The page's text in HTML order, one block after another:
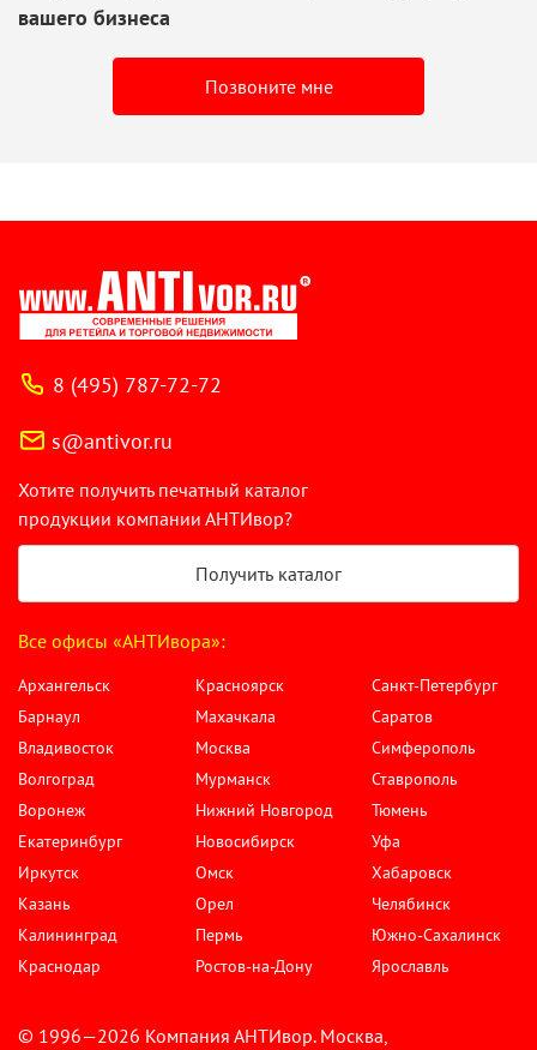
вашего бизнеса
Позвоните мне
8 (495) 787-72-72
s@antivor.ru
Хотите получить печатный каталог
продукции компании АНТИвор?
Получить каталог
Все офисы «АНТИвора»:
Архангельск
Барнаул
Владивосток
Волгоград
Воронеж
Екатеринбург
Иркутск
Казань
Калининград
Краснодар
Красноярск
Махачкала
Москва
Мурманск
Нижний Новгород
Новосибирск
Омск
Орел
Пермь
Ростов-на-Дону
Санкт-Петербург
Саратов
Симферополь
Ставрополь
Тюмень
Уфа
Хабаровск
Челябинск
Южно-Сахалинск
Ярославль
© 1996—2026 Компания АНТИвор. Москва,